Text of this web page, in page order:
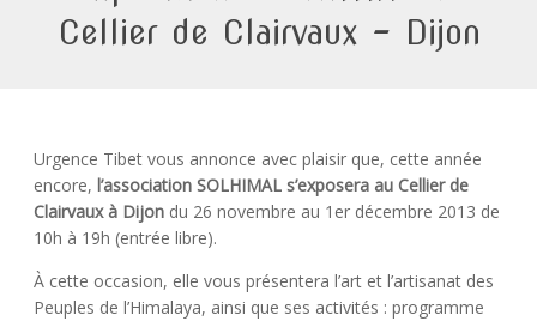
Cellier de Clairvaux – Dijon
Urgence Tibet vous annonce avec plaisir que, cette année
encore, l’association SOLHIMAL s’exposera au Cellier de
Clairvaux à Dijon du 26 novembre au 1er décembre 2013 de
10h à 19h (entrée libre).
À cette occasion, elle vous présentera l’art et l’artisanat des
Peuples de l’Himalaya, ainsi que ses activités : programme